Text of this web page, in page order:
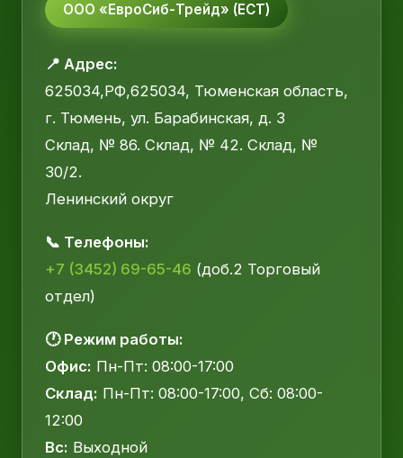
ООО «ЕвроСиб-Трейд» (ЕСТ)
📍 Адрес:
625034,РФ,625034, Тюменская область,
г. Тюмень, ул. Барабинская, д. 3
Склад, № 86. Склад, № 42. Склад, №
30/2.
Ленинский округ
📞 Телефоны:
+7 (3452) 69-65-46 (доб.2 Торговый
отдел)
🕐 Режим работы:
Офис: Пн-Пт: 08:00-17:00
Склад: Пн-Пт: 08:00-17:00, Сб: 08:00-
12:00
Вс: Выходной